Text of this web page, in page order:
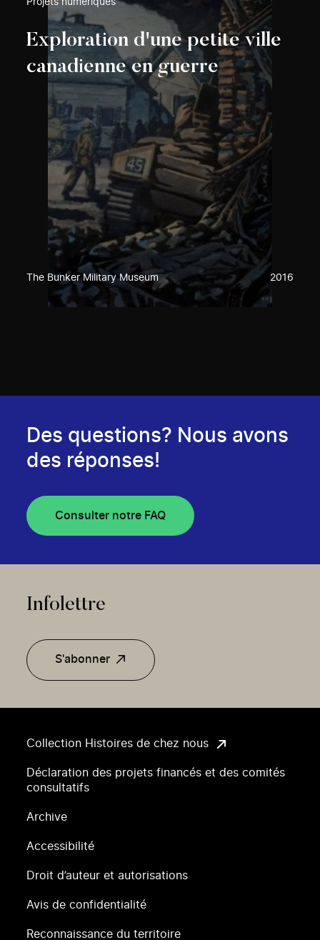
Projets numériques
Exploration d'une petite ville
canadienne en guerre
The Bunker Military Museum 2016
Collection Histoires de chez nous
Déclaration des projets financés et des comités
consultatifs
Archive
Accessibilité
Droit d’auteur et autorisations
Avis de confidentialité
Reconnaissance du territoire
Des questions? Nous avons
des réponses!
Consulter notre FAQ
Infolettre
S'abonner